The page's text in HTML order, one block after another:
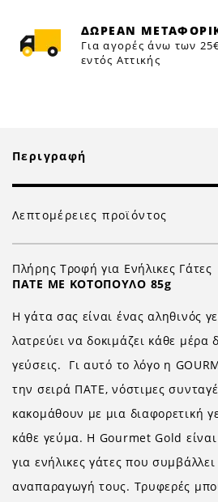
ΔΩΡΕΑΝ
Για αγορές άνω των
εντός Αττικής
Περιγραφή
Λεπτομέρειες προϊόντος
Πλήρης Τροφή για Ενήλικες Γάτες
ΠΑΤΕ ΜΕ ΚΟΤΟΠΟΥΛΟ 85g
H γάτα σας είναι ένας αληθινός
λατρεύει να δοκιμάζει κάθε μέρα
γεύσεις. Γι αυτό το λόγο η
την σειρά ΠΑΤΕ, νόστιμες
κακομάθουν με μια διαφορετική
κάθε γεύμα. H Gourmet Gold
για ενήλικες γάτες που
αναπαραγωγή τους. Τρυφερές